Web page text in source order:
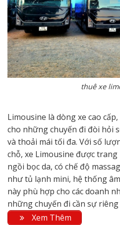
thuê xe
Limousine là dòng xe cao
cho những chuyến đi đòi hỏi
và thoải mái tối đa. Với số
chỗ, xe Limousine được
ngồi bọc da, có chế độ
như tủ lạnh mini, hệ thống
này phù hợp cho các doanh
những chuyến đi cần sự
Xem Thêm